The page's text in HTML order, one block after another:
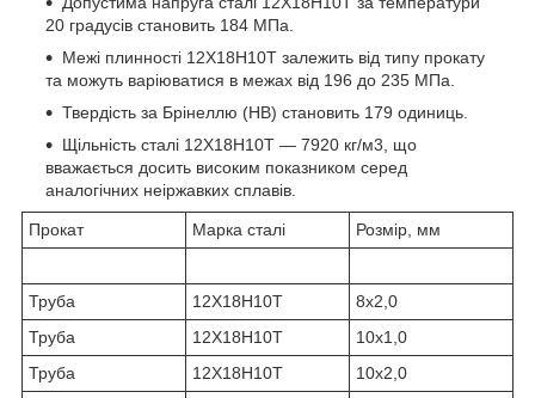
20 градусів становить 184 МПа.
Межі плинності 12Х18Н10Т залежить від типу прокату
та можуть варіюватися в межах від 196 до 235 МПа.
Твердість за Брінеллю (HB) становить 179 одиниць.
Щільність сталі 12Х18Н10Т — 7920 кг/м3, що
вважається досить високим показником серед
аналогічних неіржавких сплавів.
Прокат Марка сталі Розмір, мм
Труба 12Х18Н10Т
8х2,0
Труба
12Х18Н10Т
10х1,0
Труба
12Х18Н10Т
10х2,0